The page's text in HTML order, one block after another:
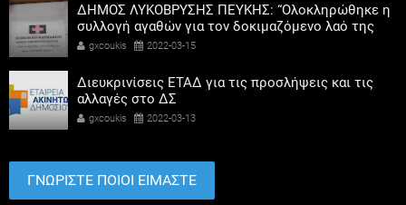
ΔΗΜΟΣ ΛΥΚΟΒΡΥΣΗΣ ΠΕΥΚΗΣ: “Ολοκληρώθηκε η
συλλογή αγαθών για τον δοκιμαζόμενο λαό της
Ουκρανίας”
gxcoukis 2022-03-15
Διευκρινίσεις ΕΤΑΔ για τις προσλήψεις και τις
αλλαγές στο ΔΣ
gxcoukis 2022-03-13
ΓΝΩΡΙΣΤΕ ΠΟΙΟΙ ΕΙΜΑΣΤΕ